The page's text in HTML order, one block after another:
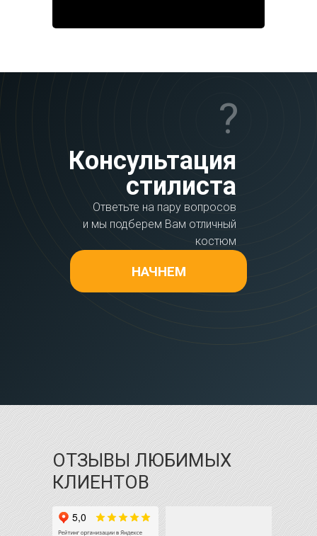
?
Консультация
стилиста
Ответьте на пару вопросов
и мы подберем Вам отличный
костюм
НАЧНЕМ
ОТЗЫВЫ ЛЮБИМЫХ
КЛИЕНТОВ